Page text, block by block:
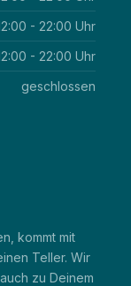
- 22:00 Uhr
- 22:00 Uhr
geschlossen
kommt mit
Teller. Wir
zu Deinem